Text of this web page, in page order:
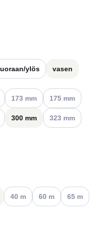
vaihtoehdot
ylös vasen
vaihtoehdot
olevat vaihtoehdot
Katso käytettävissä olevat
173 mm
Katso
175 mm
vaihtoehdot
olevat vaihtoehdot
300 mm
Katso
323 mm
olevat vaihtoehdot
Katso käytettävissä olevat
40 m
Katso käytettävissä
60 m
Katso
65 m